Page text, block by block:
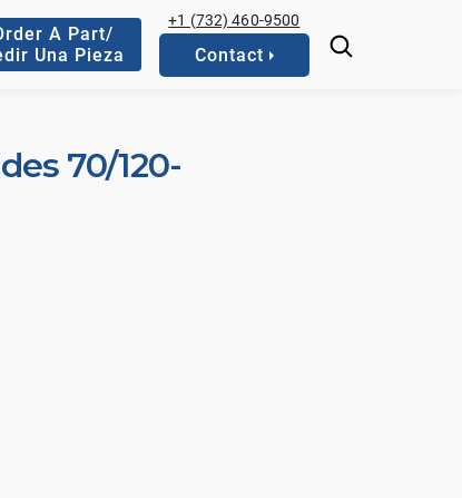
A Part/
Una Pieza
+1 (732) 460-9500
Contact
70/120-